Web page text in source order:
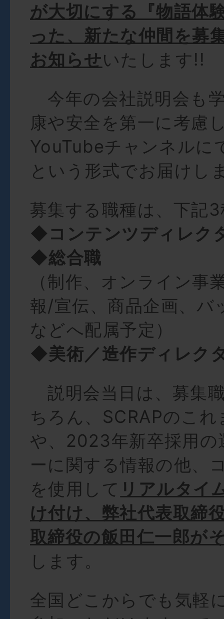
が大切にする『物語体
った、新たな仲間を募
お知らせいたします!!
今年の会社説明会も
康や安全を第一に考
YouTubeチャンネルに
という形式でお届けし
募集する職種は、下記
◆コンテンツディレク
◆総合職
（制作、オンライン事
報/宣伝、商品企画、バ
などへ配属予定）
◆美術／造作ディレク
説明会当日は、募集
ちろん、SCRAPのこ
や、2023年新卒採用の
ーに関する情報の他、
を使用して リアルタイ
け付け、弊社代表取締
取締役の飯田仁一郎が
します。
全国どこからでも気軽